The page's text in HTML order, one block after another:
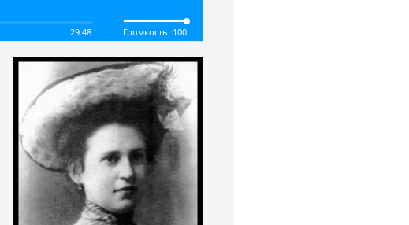
29:48 Громкость: 100